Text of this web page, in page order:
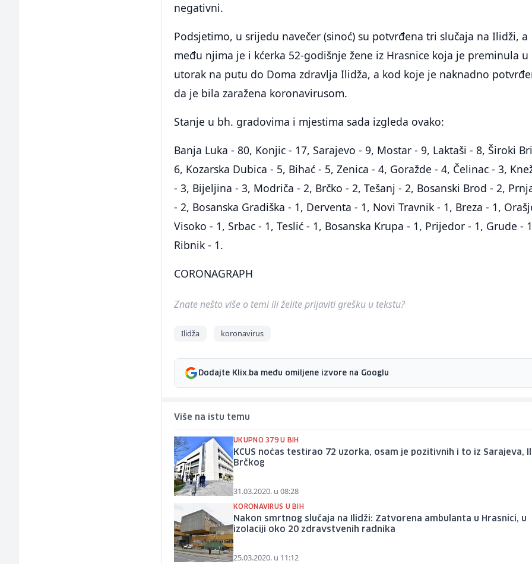
negativni.
Podsjetimo, u srijedu navečer (sinoć) su potvrđena tri slučaja na Ilidži, a
među njima je i kćerka 52-godišnje žene iz Hrasnice koja je preminula u
utorak na putu do Doma zdravlja Ilidža, a kod koje je naknadno
da je bila zaražena koronavirusom.
Stanje u bh. gradovima i mjestima sada izgleda ovako:
Banja Luka - 80, Konjic - 17, Sarajevo - 9, Mostar - 9, Laktaši - 8, Široki
6, Kozarska Dubica - 5, Bihać - 5, Zenica - 4, Goražde - 4, Čelinac - 3,
- 3, Bijeljina - 3, Modriča - 2, Brčko - 2, Tešanj - 2, Bosanski Brod - 2,
- 2, Bosanska Gradiška - 1, Derventa - 1, Novi Travnik - 1, Breza - 1,
Visoko - 1, Srbac - 1, Teslić - 1, Bosanska Krupa - 1, Prijedor - 1, Grude -
Ribnik - 1.
CORONAGRAPH
Znate nešto više o temi ili želite prijaviti grešku u tekstu?
Ilidža koronavirus
Dodajte Klix.ba među omiljene izvore na Googlu
Više na istu temu
UKUPNO 379 U BIH
KCUS noćas testirao 72 uzorka, osam je pozitivnih i to iz Sarajeva,
Brčkog
31.03.2020. u 08:28
KORONAVIRUS U BIH
Nakon smrtnog slučaja na Ilidži: Zatvorena ambulanta u Hrasnici, u
izolaciji oko 20 zdravstvenih radnika
25.03.2020. u 11:12